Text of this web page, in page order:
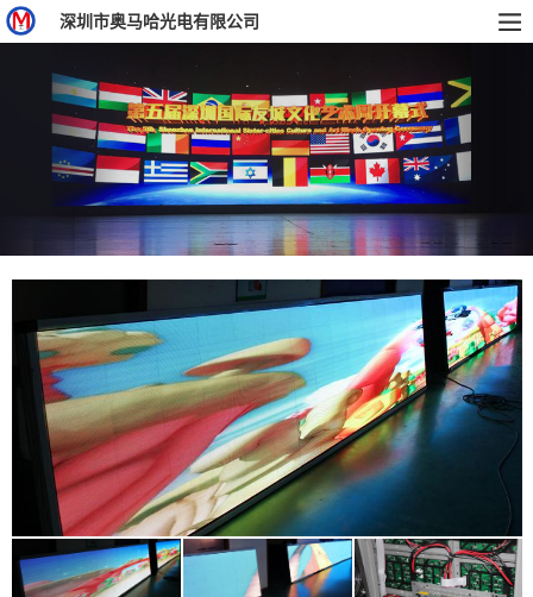
深圳市奥马哈光电有限公司